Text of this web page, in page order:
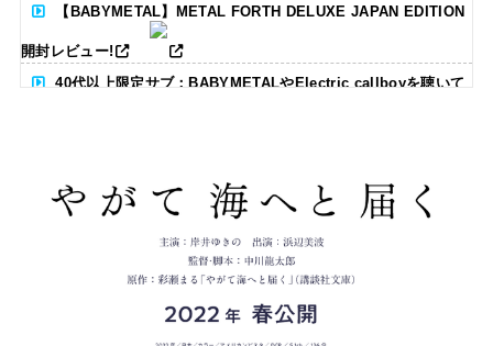
【BABYMETAL】METAL FORTH DELUXE JAPAN EDITION
開封レビュー!
40代以上限定サブ：BABYMETALやElectric callboyを聴いて
タワーレコード新宿店にてBABYMETALのパネル展が開催中